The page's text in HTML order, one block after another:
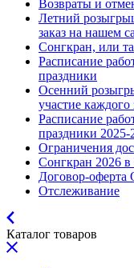
Возвраты и
Летний
заказ на нашем
Сонгкран, или
Расписание
праздники
Осенний
участие каждого
Расписание
праздники 2025-
Ограничения
Сонгкран 2026 в
Договор-
Отслеживание
Каталог товаров